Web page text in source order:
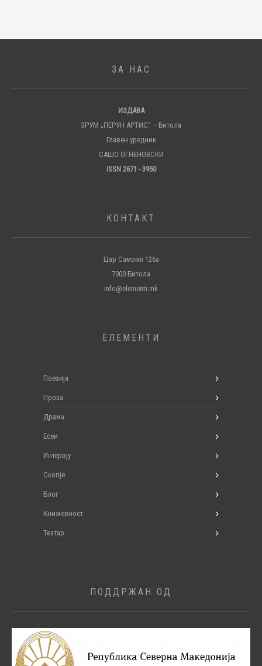
ЗА НАС
ИЗДАВА
ЗРУМ „ПЕРУН АРТИС“ – Битола
Главен уредник
САШО ОГНЕНОВСКИ
ISSN 2671 - 3950
КОНТАКТ
Цар Самоил 126а
7000 Битола
info@elementi.mk
ЕЛЕМЕНТИ
Поезија
Проза
Драма
Есеи
Интервју
Скопје
Блог
Книжевност
Театар
ПОДДРЖАН ОД